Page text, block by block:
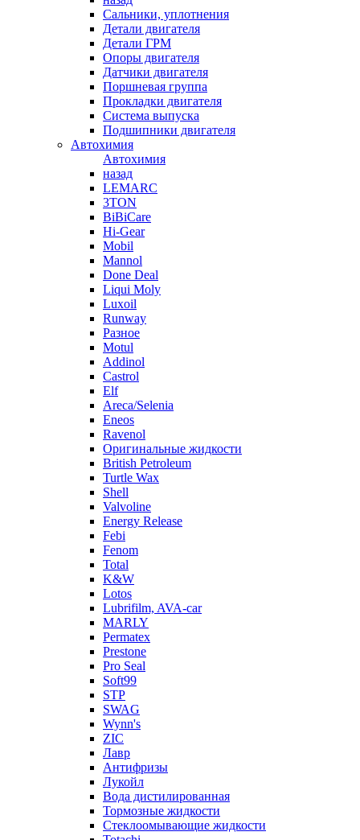
Сальники, уплотнения
Детали двигателя
Детали ГРМ
Опоры двигателя
Датчики двигателя
Поршневая группа
Прокладки двигателя
Система выпуска
Подшипники двигателя
Автохимия
Автохимия
назад
LEMARC
3TON
BiBiCare
Hi-Gear
Mobil
Mannol
Done Deal
Liqui Moly
Luxoil
Runway
Разное
Motul
Addinol
Castrol
Elf
Areca/Selenia
Eneos
Ravenol
Оригинальные жидкости
British Petroleum
Turtle Wax
Shell
Valvoline
Energy Release
Febi
Fenom
Total
K&W
Lotos
Lubrifilm, AVA-car
MARLY
Permatex
Prestone
Pro Seal
Soft99
STP
SWAG
Wynn's
ZIC
Лавр
Антифризы
Лукойл
Вода дистилированная
Тормозные жидкости
Стеклоомывающие жидкости